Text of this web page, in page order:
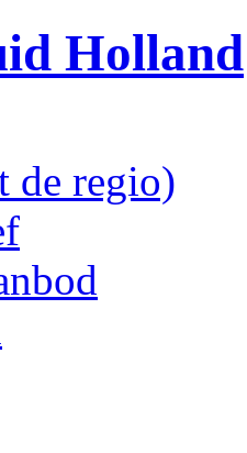
Holland
de regio)